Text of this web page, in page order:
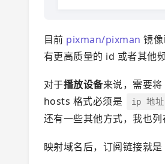
目前 pixman/pixman 镜
有更高质量的 id 或者其他
对于播放设备来说，需要
hosts 格式必须是
ip 地
还有一些其他方式，我也列
映射域名后，订阅链接就是